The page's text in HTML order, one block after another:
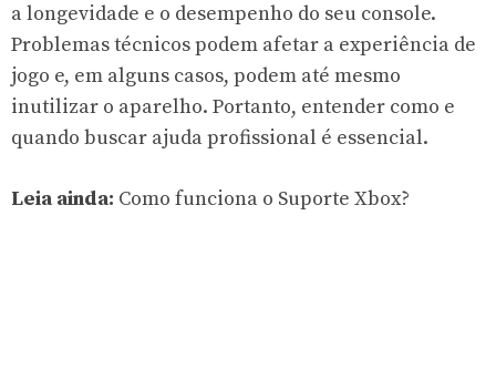
a longevidade e o desempenho do seu console.
Problemas técnicos podem afetar a experiência de
jogo e, em alguns casos, podem até mesmo
inutilizar o aparelho. Portanto, entender como e
quando buscar ajuda profissional é essencial.
Leia ainda: Como funciona o Suporte Xbox?